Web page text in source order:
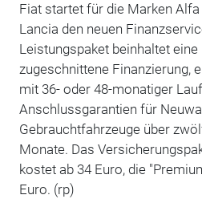
Fiat startet für die Marken
Lancia den neuen
Leistungspaket beinhaltet eine
zugeschnittene Finanzierung,
mit 36- oder 48-monatiger
Anschlussgarantien für
Gebrauchtfahrzeuge über
Monate. Das
kostet ab 34 Euro, die
Euro. (rp)